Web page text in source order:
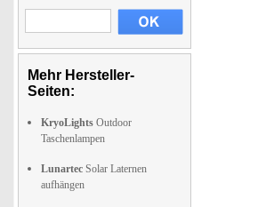
Mehr Hersteller-
Seiten:
KryoLights Outdoor
Taschenlampen
Lunartec Solar Laternen
aufhängen